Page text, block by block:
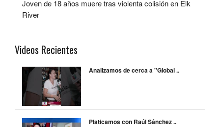
Joven de 18 años muere tras violenta colisión en Elk
River
Videos Recientes
Analizamos de cerca a "Global ..
Platicamos con Raúl Sánchez ..